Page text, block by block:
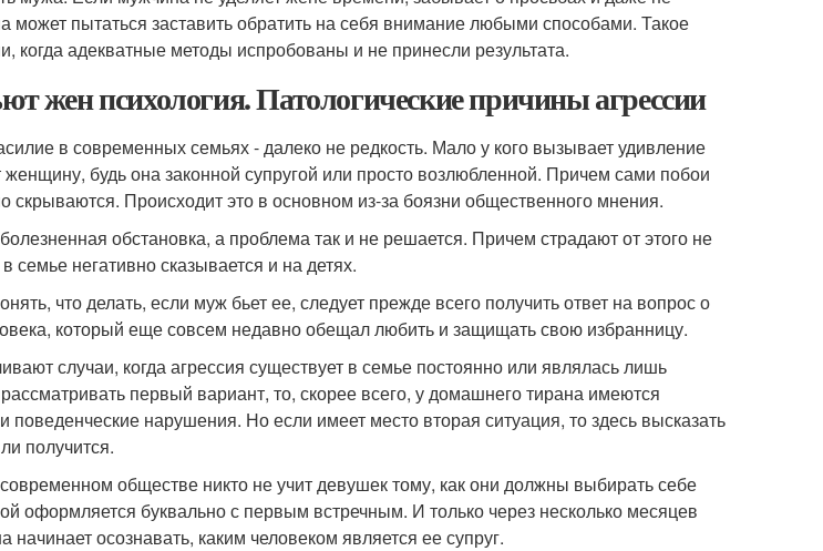
может пытаться заставить обратить на себя внимание любыми способами. Такое
когда адекватные методы испробованы и не принесли результата.
жен психология. Патологические причины агрессии
в современных семьях - далеко не редкость. Мало у кого вызывает удивление
женщину, будь она законной супругой или просто возлюбленной. Причем сами побои
скрываются. Происходит это в основном из-за боязни общественного мнения.
обстановка, а проблема так и не решается. Причем страдают от этого не
семье негативно сказывается и на детях.
что делать, если муж бьет ее, следует прежде всего получить ответ на вопрос о
который еще совсем недавно обещал любить и защищать свою избранницу.
случаи, когда агрессия существует в семье постоянно или являлась лишь
первый вариант, то, скорее всего, у домашнего тирана имеются
поведенческие нарушения. Но если имеет место вторая ситуация, то здесь высказать
получится.
обществе никто не учит девушек тому, как они должны выбирать себе
оформляется буквально с первым встречным. И только через несколько месяцев
осознавать, каким человеком является ее супруг.